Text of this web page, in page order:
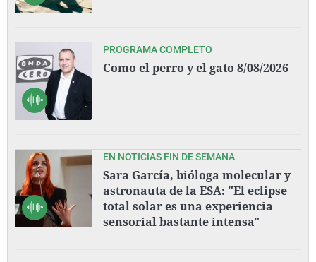
PROGRAMA COMPLETO
Como el perro y el gato 8/08/2026
EN NOTICIAS FIN DE SEMANA
Sara García, bióloga molecular y
astronauta de la ESA: "El eclipse
total solar es una experiencia
sensorial bastante intensa"